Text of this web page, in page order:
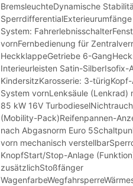
BremsleuchteDynamische
System:
vornFernbedienung für
HeckklappeGetriebe 6-
Interieurleisten Satin-SilberIsofix-
KindersitzKarosserie: 3-
System vornLenksäule
85 kW 16V
(Mobility-Pack)Reifenpannen-
nach Abgasnorm Euro
vorn mechanisch
KnopfStart/Stop-Anlage
zusätzlichStoßfänger